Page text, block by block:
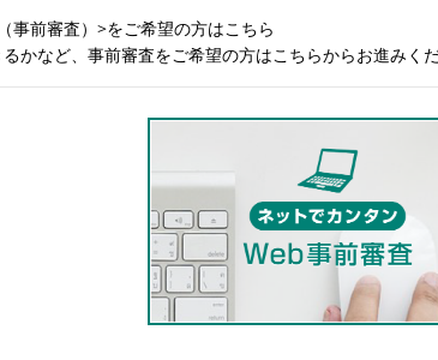
事前審査）>をご希望の方はこちら
かなど、事前審査をご希望の方はこちらからお進みくだ